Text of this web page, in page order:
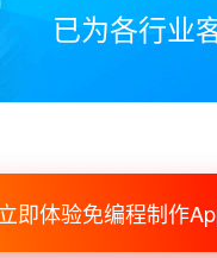
已为各行业
即体验免编程制作